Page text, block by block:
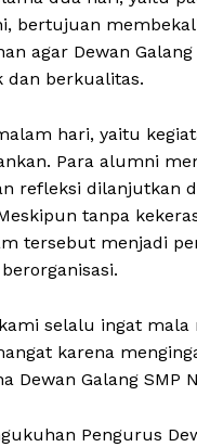
bertujuan
agar Dewan
dan berkualitas.
hari, yaitu
Para alumni
refleksi dilanjutkan
tanpa
tersebut menjadi
selalu ingat
karena
Dewan Galang SMP
Pengurus